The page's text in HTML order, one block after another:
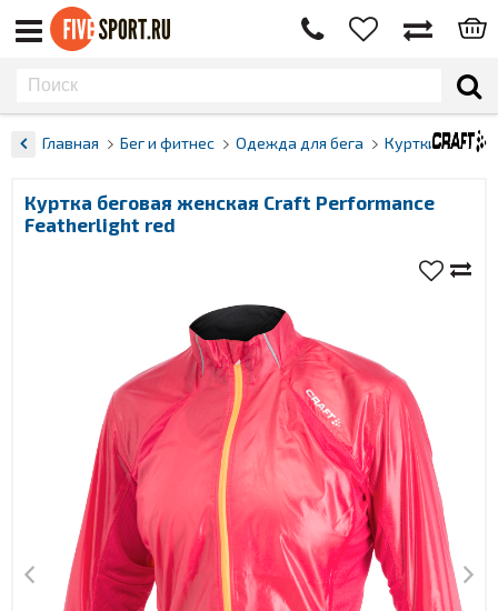
Главная Бег и фитнес Одежда для бега Куртки
Куртка беговая женская Craft Performance
Featherlight red